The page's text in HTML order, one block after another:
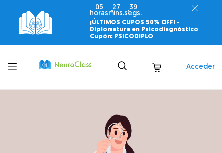
05
horas
27
mins.
38
segs.
¡ÚLTIMOS CUPOS 50% OFF! -
Diplomatura en Psicodiagnóstico
Cupón: PSICODIPLO
Toggle
menu
Acceder